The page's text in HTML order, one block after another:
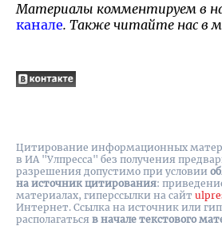
Материалы комментируем в
канале. Также читайте нас в
Цитирование информационных
в ИА "Улпресса" без получения
разрешения допустимо при условии
на источник цитирования:
материалах, гиперссылки на cайт
Интернет. Ссылка на источник или
располагаться в начале текстового